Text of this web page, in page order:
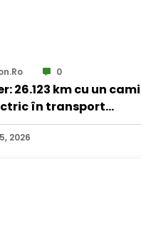
0
26.123 km cu un
în transport
2026